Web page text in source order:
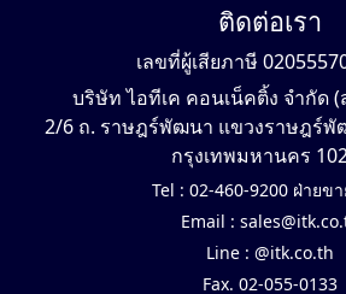
ติดต่อเรา
เลขที่ผู้เสียภาษี
บริษัท ไอทีเค คอนเน็คติ้ง จำกัด
2/6 ถ. ราษฎร์พัฒนา แขวงราษฎร์พั
กรุงเทพมหานคร
Tel : 02-460-9200 ฝ่ายขา
Email :
Line : @itk.co.th
Fax. 02-055-0133